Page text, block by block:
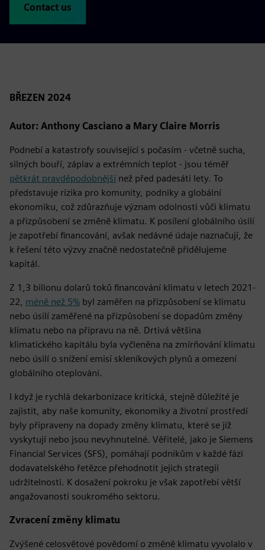
Contact us
BŘEZEN 2024
Autor: Anthony Casciano a Mary Claire Morris
Podnebí a katastrofy související s počasím - včetně sucha,
silných bouří, záplav a extrémních teplot - jsou téměř
pětkrát pravděpodobnější než před padesáti lety. To
představuje rizika pro komunity, podniky a globální
ekonomiku, což zdůrazňuje význam odolnosti vůči klimatu
a přizpůsobení se změně klimatu. K posílení globálního úsilí
je zapotřebí financování, avšak nedávné údaje naznačují, že
k řešení této výzvy značně nedostatečně přidělujeme
kapitál.
Z 1,3 bilionu dolarů toků financování klimatu v letech 2021-
22, méně než 5% byl zaměřen na přizpůsobení se klimatu
nebo úsilí zaměřené na přizpůsobení se dopadům změny
klimatu nebo na přípravu na ně. Drtivá většina
klimatického kapitálu byla vyčleněna na zmírňování klimatu
nebo úsilí o snížení emisí skleníkových plynů a omezení
globálního oteplování.
I když je rychlá dekarbonizace kritická, stejně důležité je
zajistit, aby naše komunity, ekonomiky a životní prostředí
byly připraveny na dopady změny klimatu, které se již
vyskytují nebo jsou nevyhnutelné. Věřitelé, jako je Siemens
Financial Services (SFS), pomáhají podnikům v každé fázi
dodavatelského řetězce přehodnotit jejich strategii
udržitelnosti. K dosažení pokroku je však zapotřebí větší
angažovanosti soukromého sektoru.
Zvracení změny klimatu
Zvýšené celosvětové povědomí o změně klimatu vyvolalo v